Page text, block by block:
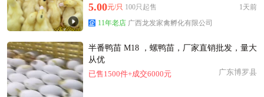
5.00元/只 100只起售
1天前
11年老店 广西龙发家禽孵化有限公司
半番鸭苗 M18 ，螺鸭苗，厂家直销批发，量大
从优
已售1500件+成交6000元
广东博罗县